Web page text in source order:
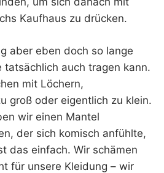
Kaufhaus zu drücken.
aber eben doch so lange
tatsächlich auch tragen kann.
mit Löchern,
groß oder eigentlich zu klein.
wir einen Mantel
der sich komisch anfühlte,
das einfach. Wir schämen
für unsere Kleidung – wir